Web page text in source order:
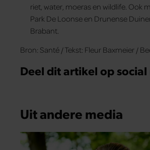
riet, water, moeras en wildlife. Ook
Park De Loonse en Drunense
Brabant.
Bron: Santé / Tekst: Fleur Baxmeier /
Deel dit artikel op
Uit andere media